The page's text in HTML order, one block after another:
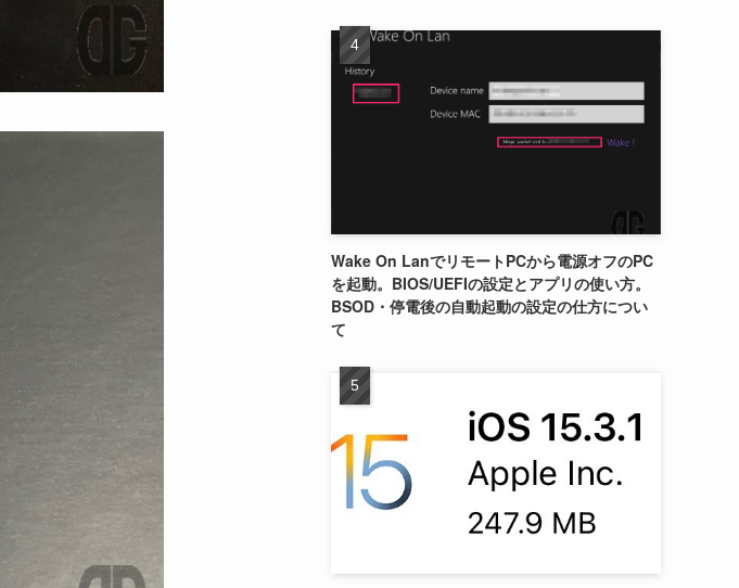
Wake On LanでリモートPCから電源オフのPC
を起動。BIOS/UEFIの設定とアプリの使い方。
BSOD・停電後の自動起動の設定の仕方につい
て